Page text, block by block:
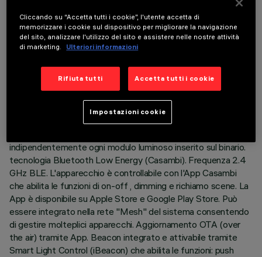
DATI TECNICI
ULTIMO AGGIORNAMENTO: 07/08/2026
Modulo lineare fisso a 5 elementi ottici completo di
L’adattatore in materiale termoplastico include il circuito
driver DC/DC con protocollo Bluetooth. La tecnologia
indipendentemente ogni modulo luminoso inserito sul binario.
tecnologia Bluetooth Low Energy (Casambi). Frequenza 2.4
GHz BLE. L'apparecchio è controllabile con l'App Casambi
che abilita le funzioni di on-off , dimming e richiamo scene. La
App è disponibile su Apple Store e Google Play Store. Può
essere integrato nella rete "Mesh" del sistema consentendo
di gestire molteplici apparecchi. Aggiornamento OTA (over
the air) tramite App. Beacon integrato e attivabile tramite
Smart Light Control (iBeacon) che abilita le funzioni: push
Cliccando su “Accetta tutti i cookie”, l'utente accetta di
memorizzare i cookie sul dispositivo per migliorare la navigazione
del sito, analizzare l'utilizzo del sito e assistere nelle nostre attività
di marketing.
Ulteriori informazioni
Rifiuta tutti Accetta tutti i cookie
Impostazioni cookie